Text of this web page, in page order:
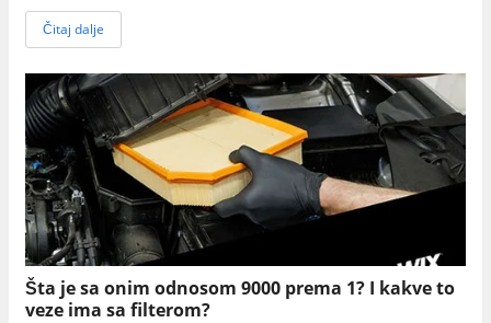
Čitaj dalje
Šta je sa onim odnosom 9000 prema 1? I kakve to
veze ima sa filterom?